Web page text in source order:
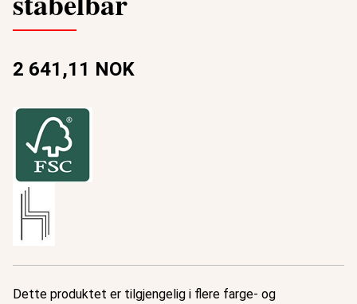
2 641,11 NOK
Dette produktet er tilgjengelig i flere farge- og